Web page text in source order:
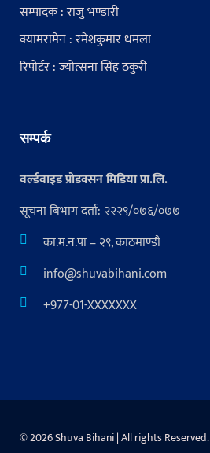
सम्पादक : राजु भण्डारी
क्यामरामेन : रमेशकुमार धमला
रिपोर्टर : ज्योत्सना सिंह ठकुरी
सम्पर्क
वर्ल्डवाइड प्रोडक्सन मिडिया प्रा.लि.
सूचना बिभाग दर्ता: २२२९/०७६/०७७
का.म.न.पा – २९, काठमाण्डौ
info@shuvabihani.com
+977-01-XXXXXXX
© 2026 Shuva Bihani | All rights Reserved.